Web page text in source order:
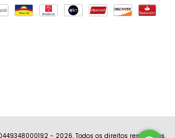
- 2026. Todos os direitos reservados.